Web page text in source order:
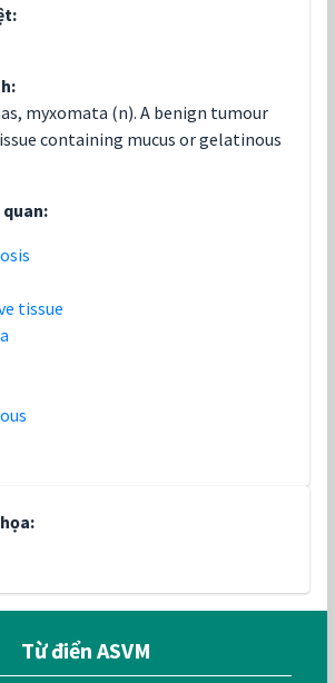
myxomata (n). A benign tumour
containing mucus or gelatinous
tissue
Từ điển ASVM